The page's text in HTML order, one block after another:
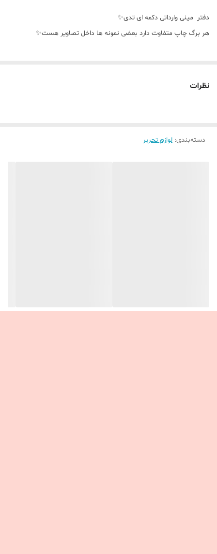
دفتر مینی وارداتی دکمه ای تدی✨️
هر برگ چاپ متفاوت دارد بعضی نمونه ها داخل تصاویر هست✨️
نظرات
دسته‌بندی: لوازم تحریر